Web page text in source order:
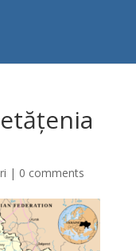
| 0 comments